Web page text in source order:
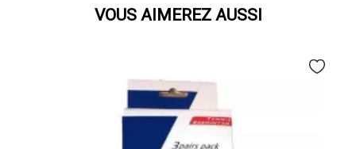
VOUS AIMEREZ AUSSI